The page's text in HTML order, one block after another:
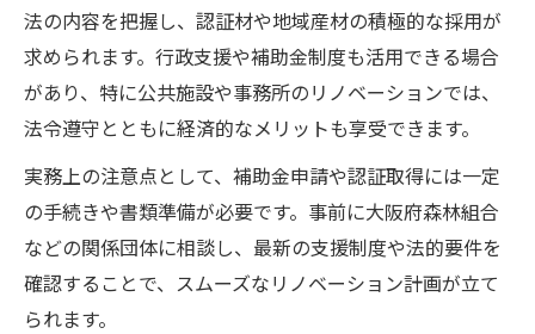
法の内容を把握し、認証材や地域産材の積極的な採用が
求められます。行政支援や補助金制度も活用できる場合
があり、特に公共施設や事務所のリノベーションでは、
法令遵守とともに経済的なメリットも享受できます。
実務上の注意点として、補助金申請や認証取得には一定
の手続きや書類準備が必要です。事前に大阪府森林組合
などの関係団体に相談し、最新の支援制度や法的要件を
確認することで、スムーズなリノベーション計画が立て
られます。